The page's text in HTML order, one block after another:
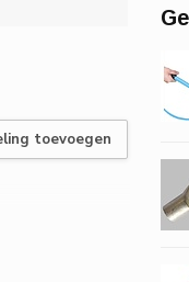
toevoegen